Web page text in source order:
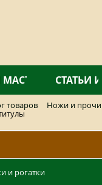
МАСТЕРСКОЙНОВОСТИ
СТАТЬИ
товаров Ножи и
и рогатки